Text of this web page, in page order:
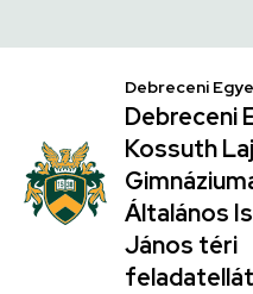
|
Debreceni
Egyetem
Kossuth
Lajos
Gyakorló
a
Debreceni
Debreceni
Kossuth
Általános
János téri